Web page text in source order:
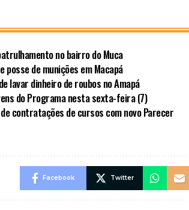
no bairro do Muca
de munições em Macapá
lavar dinheiro de roubos no Amapá
do Programa nesta sexta-feira (7)
contratações de cursos com novo Parecer
Facebook Twitter